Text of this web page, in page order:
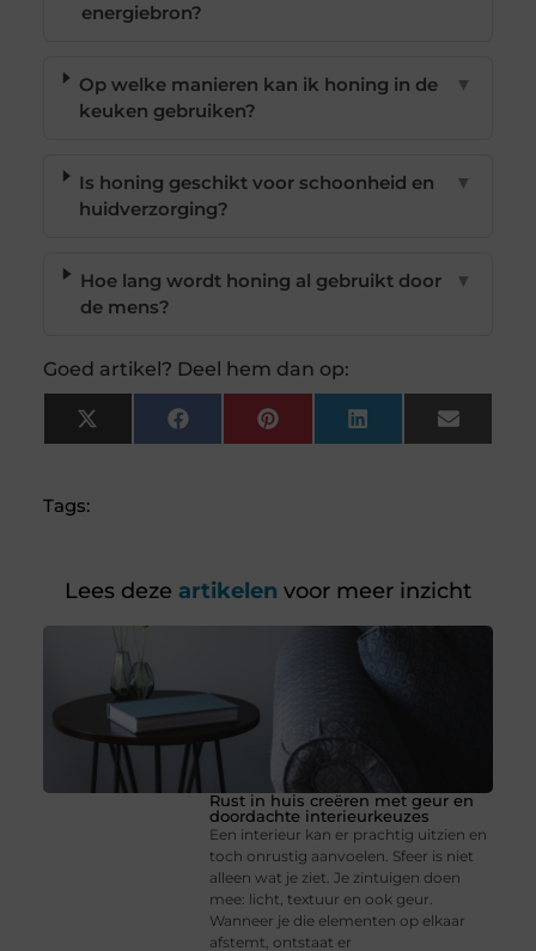
energiebron?
Op welke manieren kan ik honing in de
keuken gebruiken?
▼
Is honing geschikt voor schoonheid en
huidverzorging?
▼
Hoe lang wordt honing al gebruikt door
de mens?
▼
Goed artikel? Deel hem dan op:
X
(Twitter)
FacebookPinterest LinkedIn Email
Tags:
Lees deze artikelen voor meer inzicht
Rust in huis creëren met geur en
doordachte interieurkeuzes
Een interieur kan er prachtig uitzien en
toch onrustig aanvoelen. Sfeer is niet
alleen wat je ziet. Je zintuigen doen
mee: licht, textuur en ook geur.
Wanneer je die elementen op elkaar
afstemt, ontstaat er